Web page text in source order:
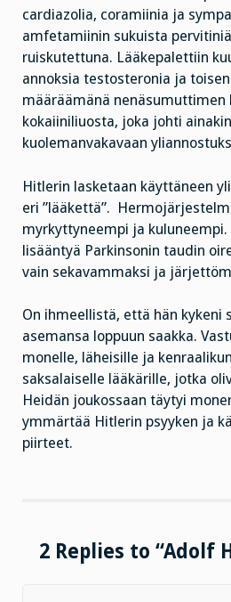
cardiazolia, coramiinia ja
amfetamiinin sukuista
ruiskutettuna. Lääkepalettiin
annoksia testosteronia ja
määräämänä
kokaiiniliuosta, joka johti
kuolemanvakavaan
Hitlerin lasketaan käyttäneen
eri ”lääkettä”.
myrkyttyneempi ja kuluneempi.
lisääntyä Parkinsonin taudin
vain sekavammaksi ja
On ihmeellistä, että hän kykeni
asemansa loppuun saakka.
monelle, läheisille ja
saksalaiselle lääkärille, jotka
Heidän joukossaan täytyi
ymmärtää Hitlerin psyyken ja
piirteet.
2 Replies to “Adolf